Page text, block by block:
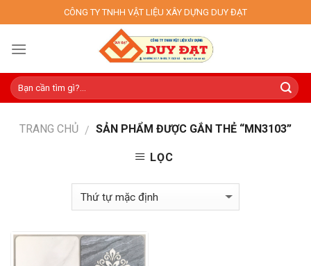
to
content
CÔNG TY TNHH VẬT LIỆU XÂY DỰNG DUY ĐẠT
TRANG CHỦ / SẢN PHẨM ĐƯỢC GẮN THẺ “MN3103”
LỌC